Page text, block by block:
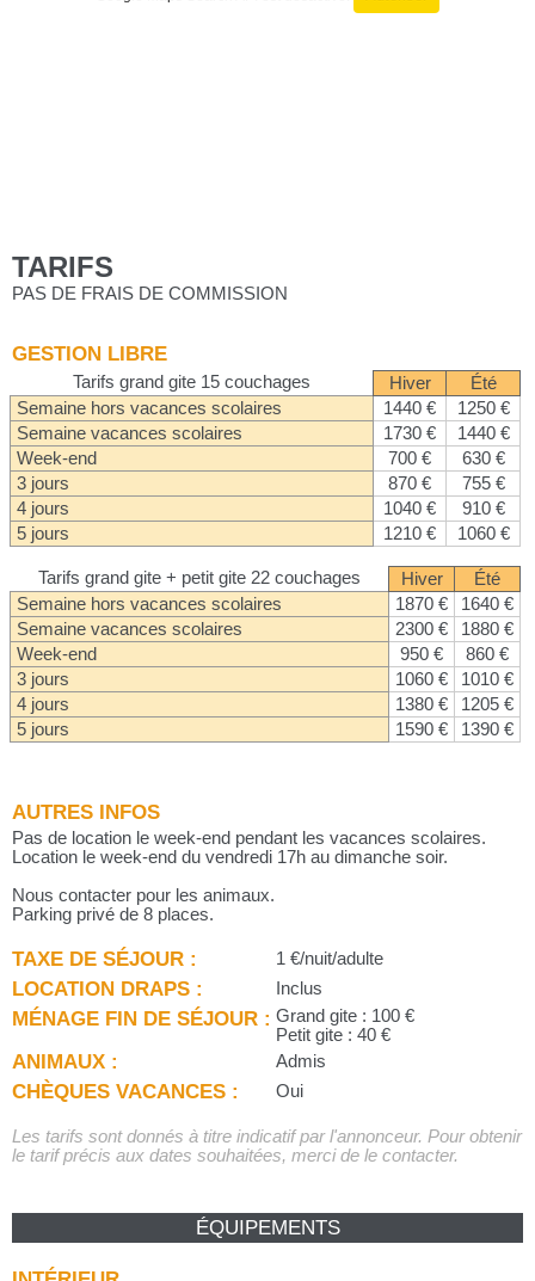
TARIFS
PAS DE FRAIS DE COMMISSION
GESTION LIBRE
Tarifs grand gite 15 couchages Hiver
Été
Semaine hors vacances scolaires
1440 €
1250 €
Semaine vacances scolaires
1730 €
1440 €
Week-end
700 €
630 €
3 jours
870 €
755 €
4 jours
1040 €
910 €
5 jours
1210 € 1060 €
Tarifs grand gite + petit gite 22 couchages Hiver
Été
Semaine hors vacances scolaires
1870 €
1640 €
Semaine vacances scolaires
2300 €
1880 €
Week-end
950 €
860 €
3 jours
1060 €
1010 €
4 jours
1380 €
1205 €
5 jours
1590 € 1390 €
AUTRES INFOS
Pas de location le week-end pendant les vacances scolaires.
Location le week-end du vendredi 17h au dimanche soir.
Nous contacter pour les animaux.
Parking privé de 8 places.
TAXE DE SÉJOUR : 1 €/nuit/adulte
LOCATION DRAPS : Inclus
MÉNAGE FIN DE SÉJOUR : Grand gite : 100 €
Petit gite : 40 €
ANIMAUX : Admis
CHÈQUES VACANCES : Oui
Les tarifs sont donnés à titre indicatif par l'annonceur. Pour obtenir
le tarif précis aux dates souhaitées, merci de le contacter.
ÉQUIPEMENTS